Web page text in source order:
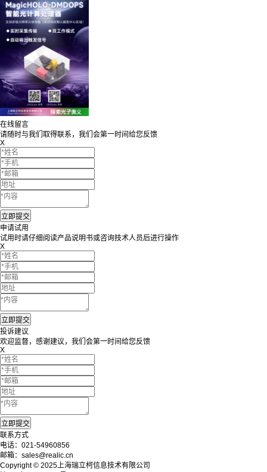
在线留言
请随时与我们取得联系，我们会第一时间给您反馈
X
申请试用
试用时请仔细阅读产品说明书或咨询技术人员后进行操作
X
投诉建议
欢迎监督，感谢建议，我们会第一时间给您反馈
X
联系方式
电话：021-54960856
邮箱：sales@realic.cn
Copyright © 2025上海瑞立柯信息技术有限公司